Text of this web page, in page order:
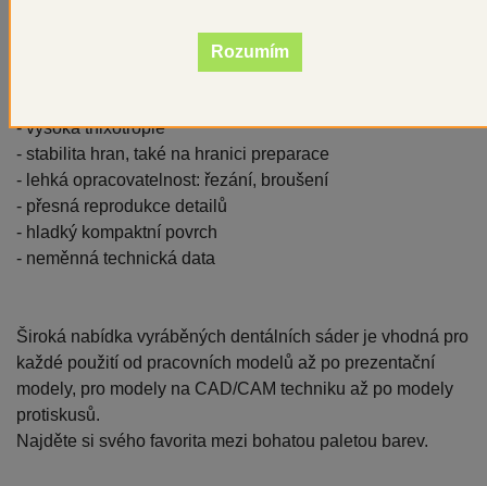
- vysoká thixotropie
- stabilita hran, také na hranici preparace
- lehká opracovatelnost: řezání, broušení
- přesná reprodukce detailů
- hladký kompaktní povrch
- neměnná technická data
Široká nabídka vyráběných dentálních sáder je vhodná pro
každé použití od pracovních modelů až po prezentační
modely, pro modely na CAD/CAM techniku až po modely
protiskusů.
Najděte si svého favorita mezi bohatou paletou barev.
Rozumím